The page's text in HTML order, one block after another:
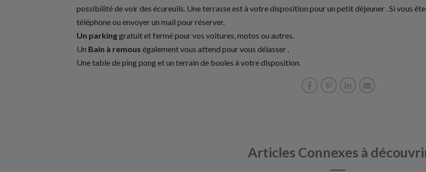
possibilité de voir des écureuils. Une terrasse est à votre disposition pour un petit déjeuner . Si vous
téléphone ou envoyer un mail pour réserver.
Un parkinggratuit et fermé pour vos voitures, motos ou autres.
Un Bain à remous également vous attend pour vous délasser .
Une table de ping pong et un terrain de boules à votre disposition.
Articles Connexes à